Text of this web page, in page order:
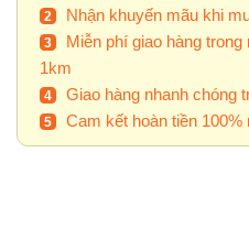
Nhận khuyến mãu khi
Miễn phí giao hàng
1km
Giao hàng nhanh chóng
Cam kết hoàn tiền 100%